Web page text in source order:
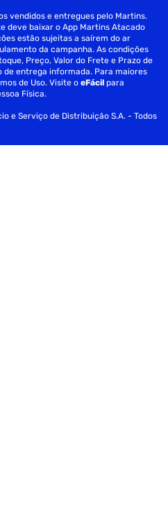
vendidos e entregues pelo Martins.
deve baixar o App Martins Atacado
estão sujeitas a saírem do ar
da campanha. As condições
Preço, Valor do Frete e Prazo de
de entrega informada. Para maiores
de Uso. Visite oeFácil para
Física.
e Serviço de Distribuição S.A. - Todos